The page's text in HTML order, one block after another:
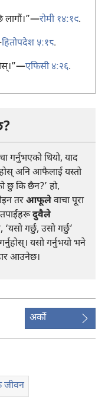
लागौं।”—रोमी १४:१९.
हितोपदेश ५:१८.
एफिसी ४:२६.
गर्नुभएको थियो, याद
अनि आफैलाई यस्तो
छु कि छैन?’ हो,
तरआफूलेवाचा पूरा
तपाईंहरूदुवैले
गर्छु, उसो गर्छु’
यसो गर्नुभयो भने
आउनेछ।
अर्को
जीवन